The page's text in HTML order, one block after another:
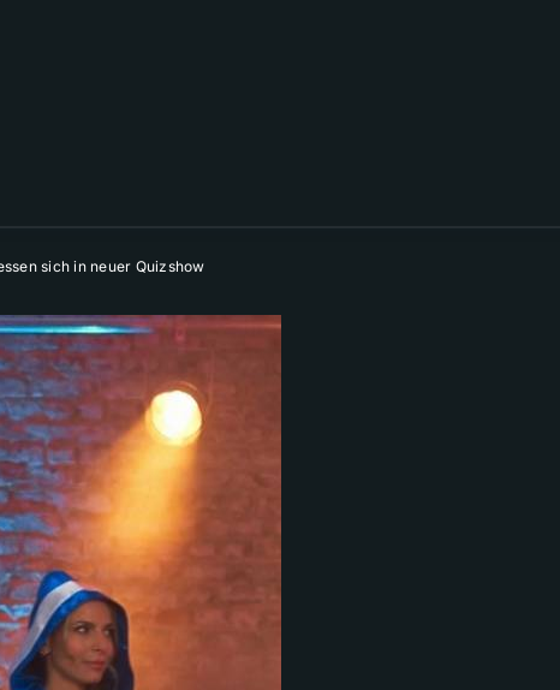
sich in neuer Quizshow